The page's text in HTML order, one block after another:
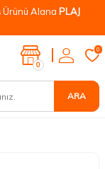
Ürünü Alana PLAJ
ARA
0
0